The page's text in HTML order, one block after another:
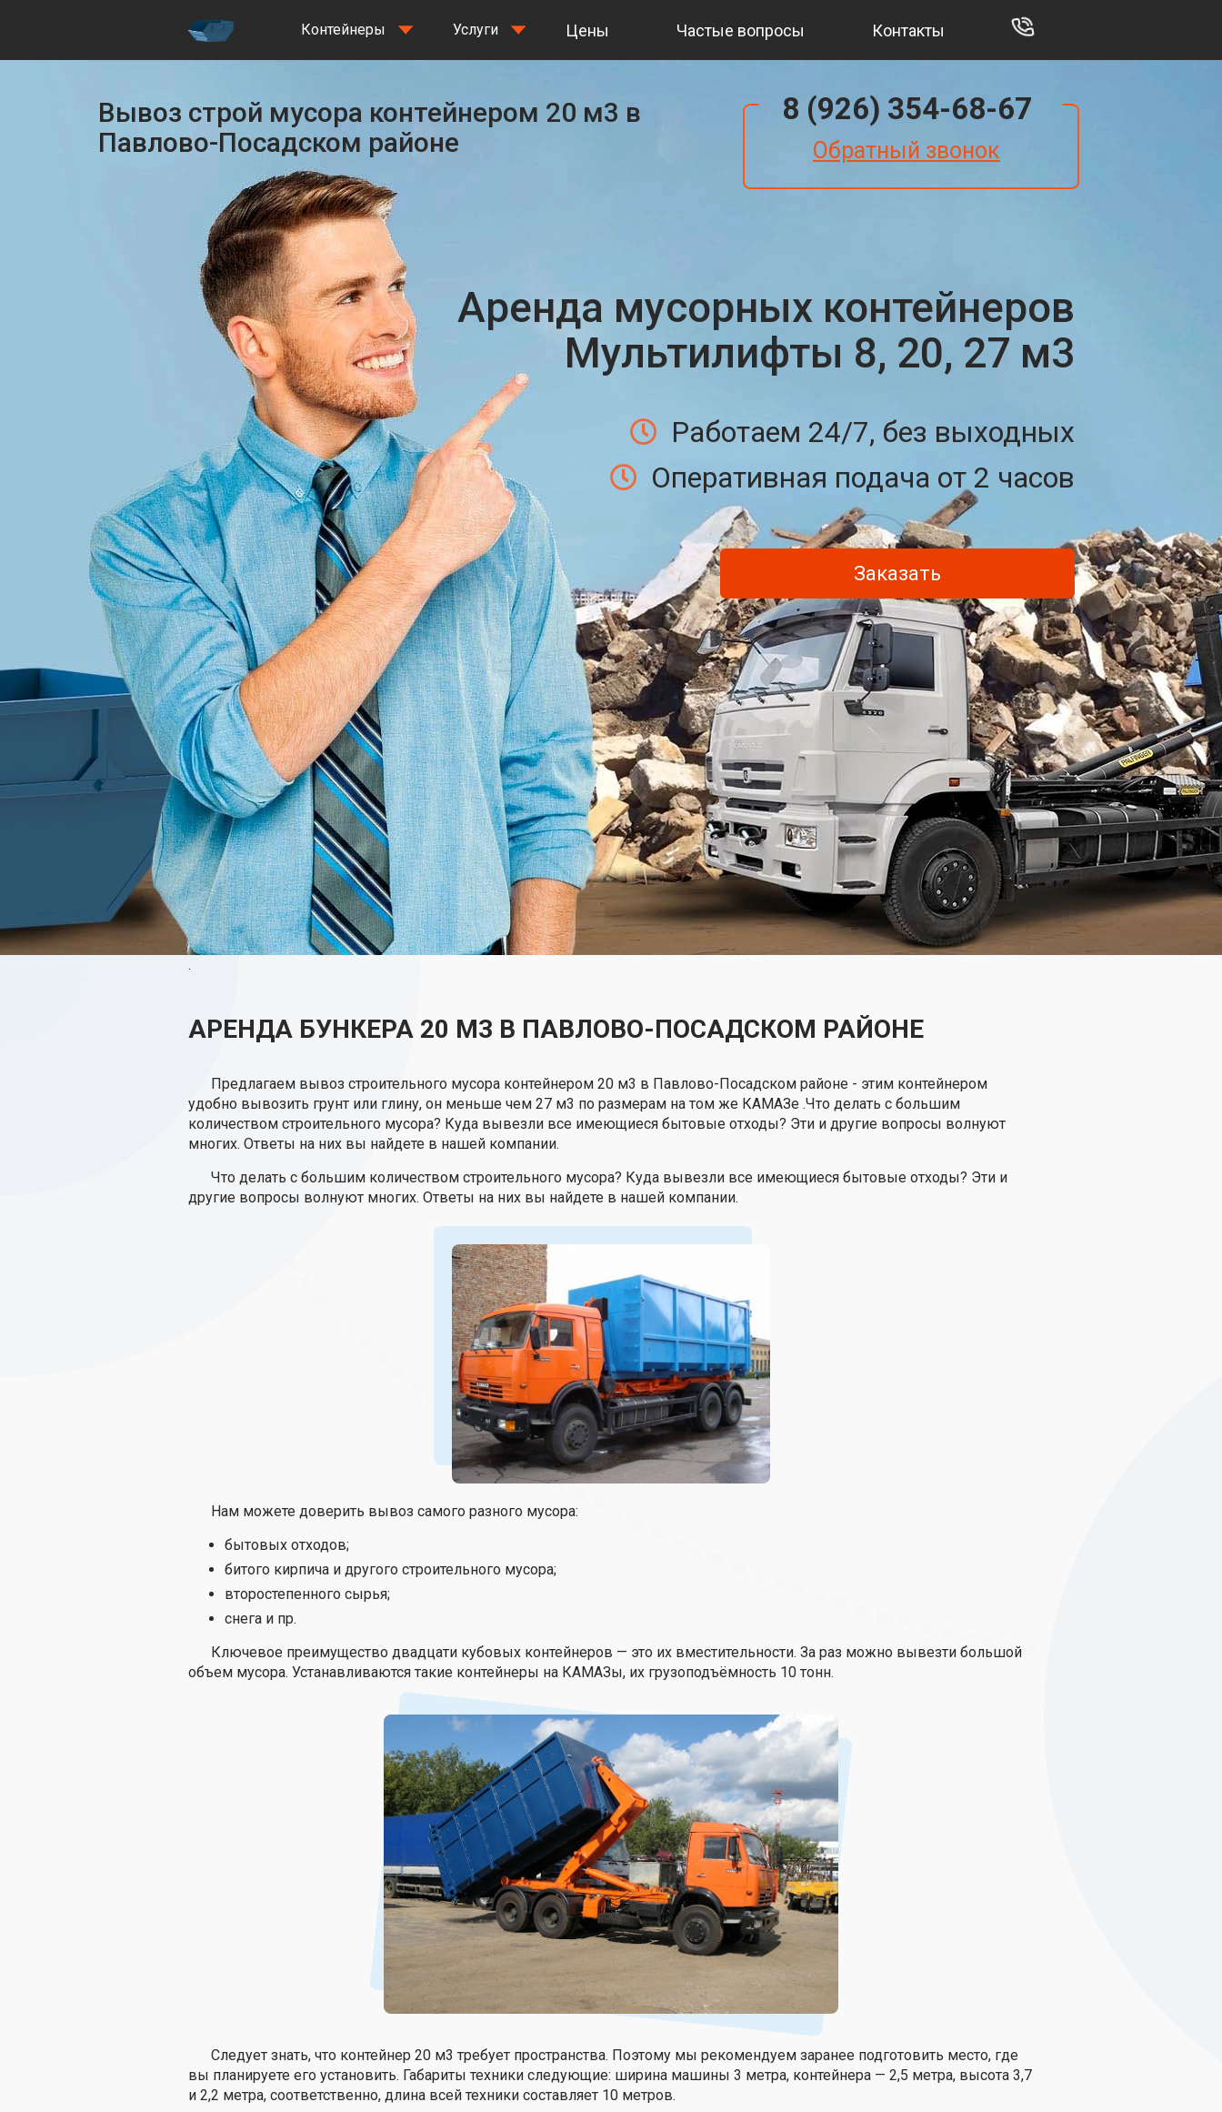
Контейнеры Услуги Цены Частые вопросы Контакты
Вывоз строй мусора контейнером 20 м3 в
Павлово-Посадском районе
8 (926) 354-68-67
Обратный звонок
Аренда мусорных контейнеров
Мультилифты 8, 20, 27 м3
Работаем 24/7, без выходных
Оперативная подача от 2 часов
Заказать
.
АРЕНДА БУНКЕРА 20 М3 В ПАВЛОВО-ПОСАДСКОМ РАЙОНЕ
Предлагаем вывоз строительного мусора контейнером 20 м3 в Павлово-Посадском районе - этим контейнером
удобно вывозить грунт или глину, он меньше чем 27 м3 по размерам на том же КАМАЗе .Что делать с большим
количеством строительного мусора? Куда вывезли все имеющиеся бытовые отходы? Эти и другие вопросы волнуют
многих. Ответы на них вы найдете в нашей компании.
Что делать с большим количеством строительного мусора? Куда вывезли все имеющиеся бытовые отходы? Эти и
другие вопросы волнуют многих. Ответы на них вы найдете в нашей компании.
Нам можете доверить вывоз самого разного мусора:
бытовых отходов;
битого кирпича и другого строительного мусора;
второстепенного сырья;
снега и пр.
Ключевое преимущество двадцати кубовых контейнеров — это их вместительности. За раз можно вывезти большой
объем мусора. Устанавливаются такие контейнеры на КАМАЗы, их грузоподъёмность 10 тонн.
Следует знать, что контейнер 20 м3 требует пространства. Поэтому мы рекомендуем заранее подготовить место, где
вы планируете его установить. Габариты техники следующие: ширина машины 3 метра, контейнера — 2,5 метра, высота 3,7
и 2,2 метра, соответственно, длина всей техники составляет 10 метров.